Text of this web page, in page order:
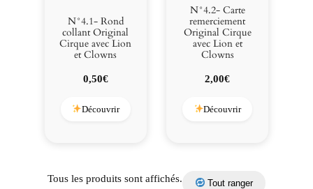
N°4.1- Rond
collant Original
Cirque avec Lion
et Clowns
0,50€
Découvrir
N°4.2- Carte
remerciement
Original Cirque
avec Lion et
Clowns
2,00€
Découvrir
Tous les produits sont affichés. Tout ranger